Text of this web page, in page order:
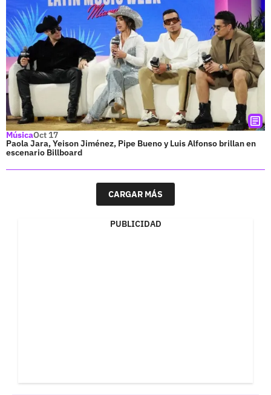
MúsicaOct 17
Paola Jara, Yeison Jiménez, Pipe Bueno y Luis Alfonso brillan en
escenario Billboard
CARGAR MÁS
PUBLICIDAD